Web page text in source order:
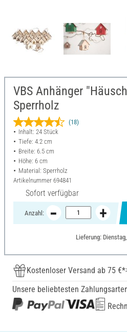
VBS Anhänger
Sperrholz
(18)
Inhalt: 24 Stück
Tiefe: 4.2 cm
Breite: 6.5 cm
Höhe: 6 cm
Material: Sperrholz
Artikelnummer 694841
Sofort verfügbar
Anzahl:
Lieferung:
Kostenloser Versand ab 75 €*
Unsere beliebtesten